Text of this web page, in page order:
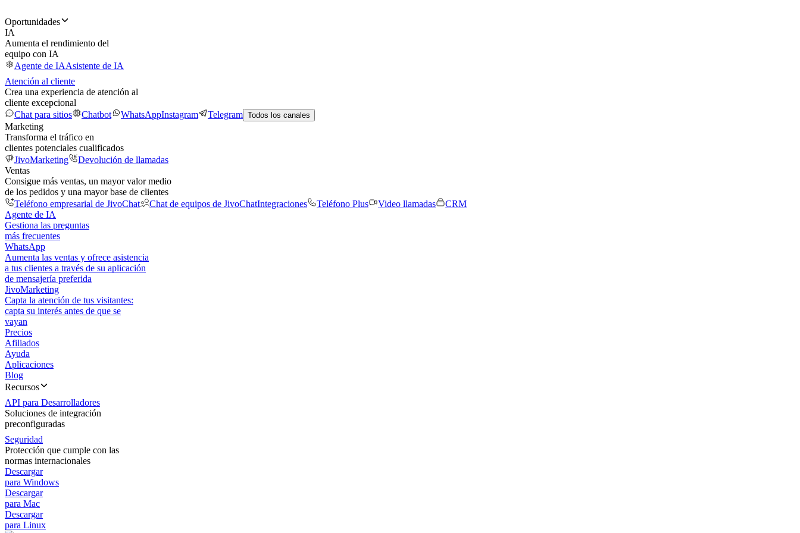
Oportunidades
IA
Aumenta el rendimiento del
equipo con IA
Agente de IAAsistente de IA
Atención al cliente
Crea una experiencia de atención al
cliente excepcional
Chat para sitios
Chatbot WhatsAppInstagram Telegram Todos los canales
Marketing
Transforma el tráfico en
clientes potenciales cualificados
JivoMarketing
Devolución de llamadas
Ventas
Consigue más ventas, un mayor valor medio
de los pedidos y una mayor base de clientes
Teléfono empresarial de JivoChat
Chat de equipos de JivoChatIntegraciones Teléfono Plus Video llamadas
CRM
Agente de IA
Gestiona las preguntas
más frecuentes
WhatsApp
Aumenta las ventas y ofrece asistencia
a tus clientes a través de su aplicación
de mensajería preferida
JivoMarketing
Capta la atención de tus visitantes:
capta su interés antes de que se
vayan
Precios
Afiliados
Ayuda
Aplicaciones
Blog
Recursos
API para Desarrolladores
Soluciones de integración
preconfiguradas
Seguridad
Protección que cumple con las
normas internacionales
Descargar
para Windows
Descargar
para Mac
Descargar
para Linux